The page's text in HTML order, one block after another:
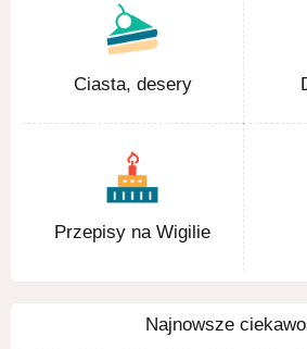
Ciasta, desery
Przepisy na Wigilie
Najnowsze